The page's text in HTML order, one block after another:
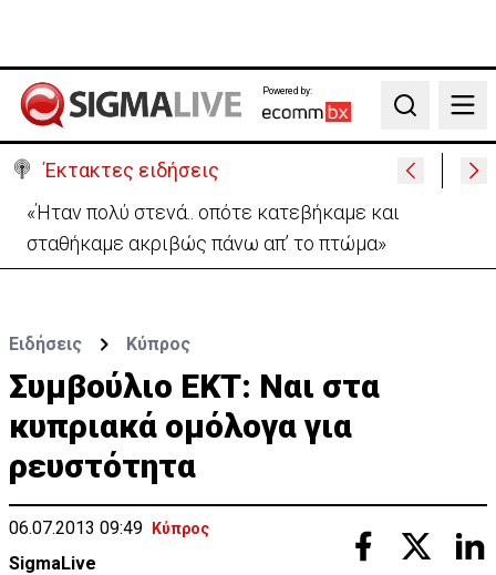
Powered by:
Search
Έκτακτες ειδήσεις
Σήμερα στο Ζακάκι το τελευταίο αντίο στον
17χρονο Μάριο-Γαβριήλ
Ειδήσεις Κύπρος
Συμβούλιο ΕΚΤ: Ναι στα
κυπριακά ομόλογα για
ρευστότητα
06.07.2013 09:49 Κύπρος
SigmaLive